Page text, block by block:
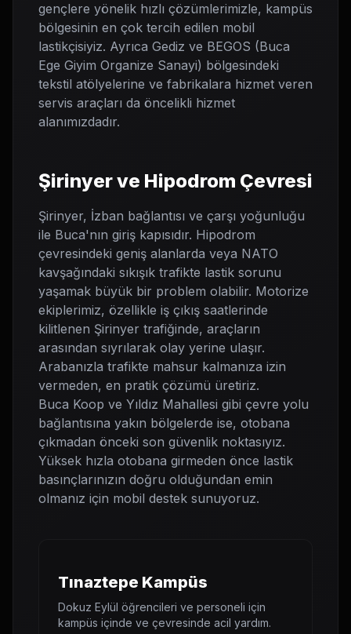
gençlere yönelik hızlı çözümlerimizle, kampüs
bölgesinin en çok tercih edilen mobil
lastikçisiyiz. Ayrıca Gediz ve BEGOS (Buca
Ege Giyim Organize Sanayi) bölgesindeki
tekstil atölyelerine ve fabrikalara hizmet veren
servis araçları da öncelikli hizmet
alanımızdadır.
Şirinyer ve Hipodrom Çevresi
Şirinyer, İzban bağlantısı ve çarşı yoğunluğu
ile Buca'nın giriş kapısıdır. Hipodrom
çevresindeki geniş alanlarda veya NATO
kavşağındaki sıkışık trafikte lastik sorunu
yaşamak büyük bir problem olabilir. Motorize
ekiplerimiz, özellikle iş çıkış saatlerinde
kilitlenen Şirinyer trafiğinde, araçların
arasından sıyrılarak olay yerine ulaşır.
Arabanızla trafikte mahsur kalmanıza izin
vermeden, en pratik çözümü üretiriz.
Buca Koop ve Yıldız Mahallesi gibi çevre yolu
bağlantısına yakın bölgelerde ise, otobana
çıkmadan önceki son güvenlik noktasıyız.
Yüksek hızla otobana girmeden önce lastik
basınçlarınızın doğru olduğundan emin
olmanız için mobil destek sunuyoruz.
Tınaztepe Kampüs
Dokuz Eylül öğrencileri ve personeli için
kampüs içinde ve çevresinde acil yardım.